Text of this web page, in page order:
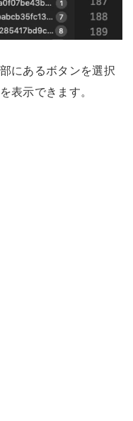
にあるボタンを選択
表示できます。